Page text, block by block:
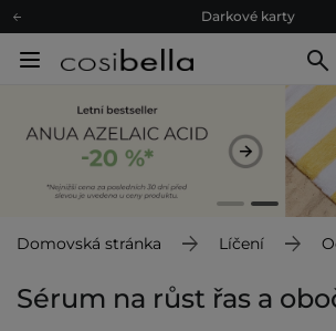
Ekologické balení
Doporučovací Program
Odeslání do 24 hod.
Darkové karty
Ekologické balení
Domovská stránka Líčení
Sérum na růst řas a